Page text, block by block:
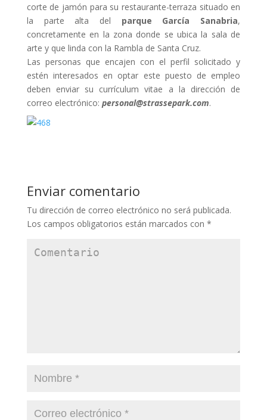
corte de jamón para su restaurante-terraza situado en
la parte alta del parque García Sanabria,
concretamente en la zona donde se ubica la sala de
arte y que linda con la Rambla de Santa Cruz.
Las personas que encajen con el perfil solicitado y
estén interesados en optar este puesto de empleo
deben enviar su currículum vitae a la dirección de
correo electrónico: personal@strassepark.com.
Enviar comentario
Tu dirección de correo electrónico no será publicada.
Los campos obligatorios están marcados con *